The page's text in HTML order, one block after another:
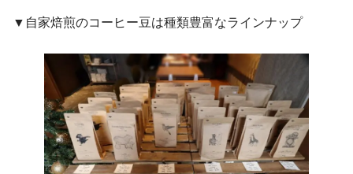
▼自家焙煎のコーヒー豆は種類豊富なラインナップ